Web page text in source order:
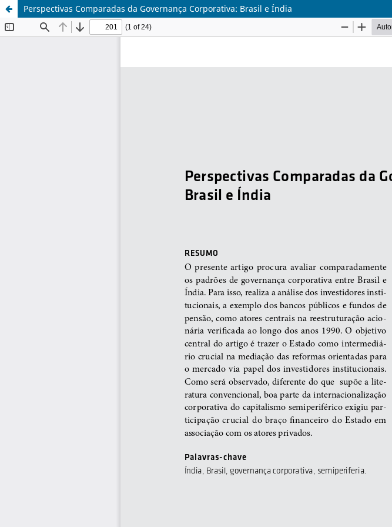
Perspectivas Comparadas da Governança Corporativa: Brasil e Índia